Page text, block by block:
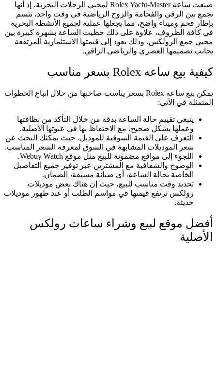
صنعت ساعة Rolex Yacht-Master لمحبي الرحلات البحرية، إذ أنها
تجمع بين الرقي والفخامة والروح الرياضية في وقت واحد، تتسم
بإطار فخم وميناء واضح، مما يجعلها عملية لجميع الأنشطة البحرية
في كافة الظروف، علاوة على ذلك حظيت الساعة بشهرة كبيرة بين
محبي جمع الرولكس، وذلك يعود إلى قيمتها الاستثمارية المرتفعة
بجانب تصميمها العصري والرياضي الراقي.
كيفية بيع ساعه Rolex بسعر مناسب
يمكن بيع ساعه Rolex بسعر يناسب صاحبها من خلال اتباع الخطوات
المتمثلة في الآتي:
ينبغي تقييم حالة الساعة بدقة من خلال التأكد من نظافتها
وعملها بشكل صحيح، مع الاحتفاظ بها في عبوتها الأصلية.
التعرف على القيمة السوقية للموديل، حيث يمكنك البحث عن
سعر الموديلات المشابهة في السوق لمعرفة السعر المناسب.
اللجوء إلى مواقع مضمونة للبيع مثل موقع Webuy Watch.
الوضوح والشفافية مع المشترين عبر توفير جميع التفاصيل
الخاصة بحالة الساعة، أي صيانة مسبقة، الضمان.
تحديد وقت مناسب للبيع، حيث إن هناك بعض موديلات
رولكس ترتفع قيمتها في مواسم الطلب أو عند ظهور موديلات
حديثة.
أفضل موقع لبيع وشراء ساعات رولكس
الأصلية